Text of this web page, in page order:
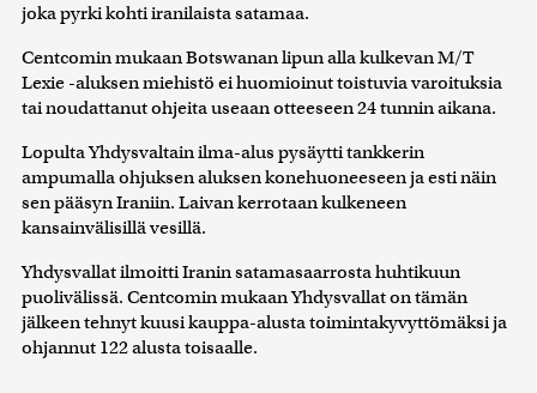
joka pyrki kohti iranilaista satamaa.
Centcomin mukaan Botswanan lipun alla kulkevan M/T
Lexie -aluksen miehistö ei huomioinut toistuvia varoituksia
tai noudattanut ohjeita useaan otteeseen 24 tunnin aikana.
Lopulta Yhdysvaltain ilma-alus pysäytti tankkerin
ampumalla ohjuksen aluksen konehuoneeseen ja esti näin
sen pääsyn Iraniin. Laivan kerrotaan kulkeneen
kansainvälisillä vesillä.
Yhdysvallat ilmoitti Iranin satamasaarrosta huhtikuun
puolivälissä. Centcomin mukaan Yhdysvallat on tämän
jälkeen tehnyt kuusi kauppa-alusta toimintakyvyttömäksi ja
ohjannut 122 alusta toisaalle.